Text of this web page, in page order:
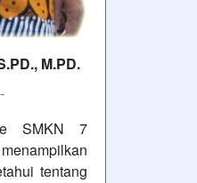
M.PD.
SMKN 7
tentang